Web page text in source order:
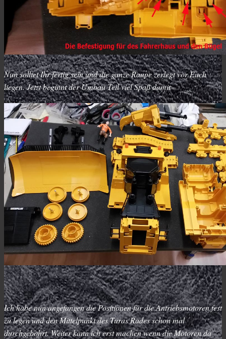
Nun solltet Ihr fertig sein und die ganze Raupe zerlegt vor Euch
liegen. Jetzt beginnt der Umbau Teil viel Spaß damit
Ich habe nun angefangen die Positionen für die Antriebsmotoren fest
zu legen und den Mittelpunkt des Turas Rades schon mal
durchgebohrt. Weiter kann ich erst machen wenn die Motoren da